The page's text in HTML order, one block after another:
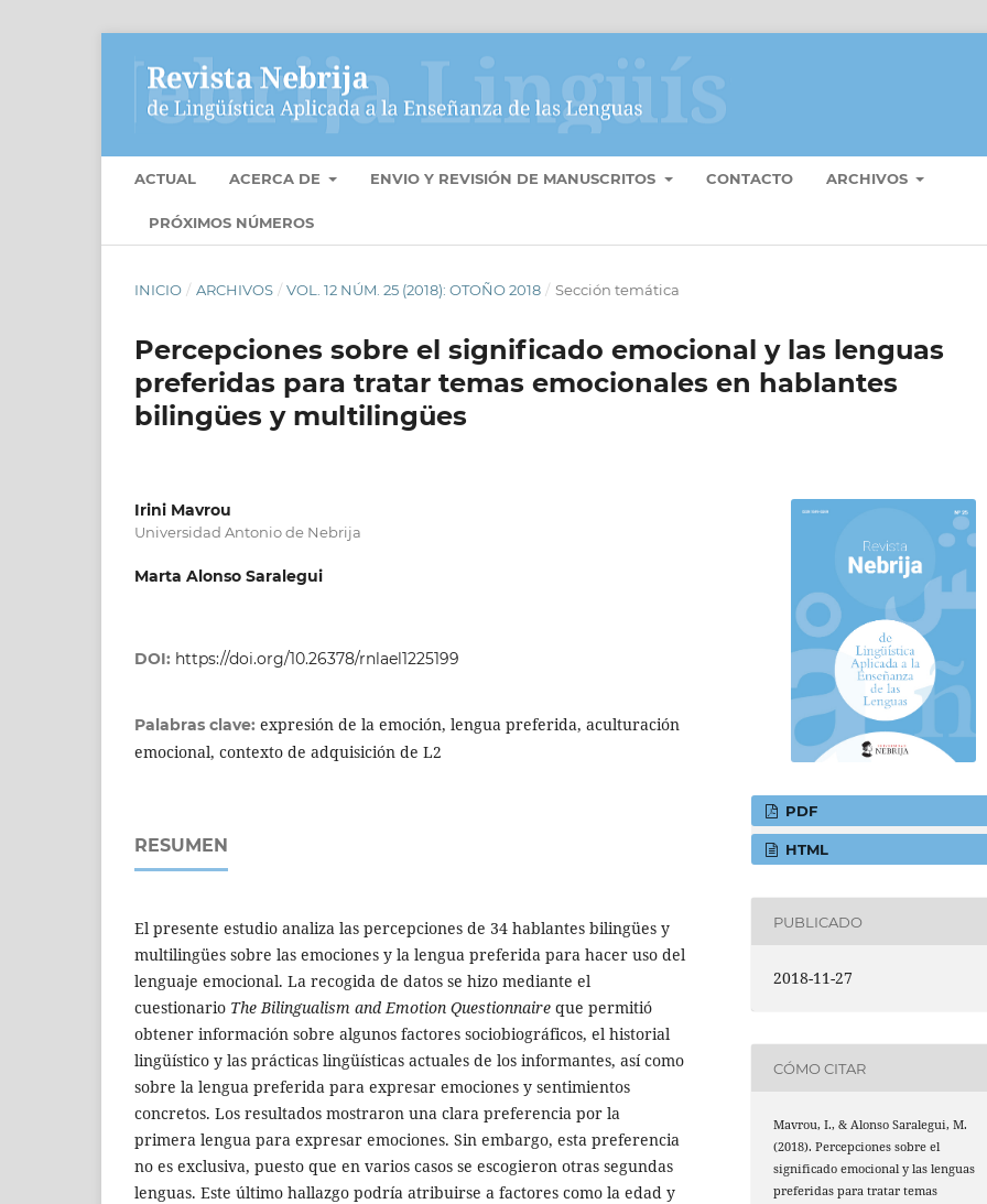
ACTUAL ACERCA DE ENVIO Y REVISIÓN DE MANUSCRITOS CONTACTO ARCHIVOS
PRÓXIMOS NÚMEROS
INICIO / ARCHIVOS / VOL. 12 NÚM. 25 (2018): OTOÑO 2018 / Sección temática
Percepciones sobre el significado emocional y las lenguas
preferidas para tratar temas emocionales en hablantes
bilingües y multilingües
Irini Mavrou
Universidad Antonio de Nebrija
Marta Alonso Saralegui
DOI: https://doi.org/10.26378/rnlael1225199
Palabras clave: expresión de la emoción, lengua preferida, aculturación
emocional, contexto de adquisición de L2
RESUMEN
El presente estudio analiza las percepciones de 34 hablantes bilingües y
multilingües sobre las emociones y la lengua preferida para hacer uso del
lenguaje emocional. La recogida de datos se hizo mediante el
cuestionario The Bilingualism and Emotion Questionnaire que permitió
obtener información sobre algunos factores sociobiográficos, el historial
lingüístico y las prácticas lingüísticas actuales de los informantes, así como
sobre la lengua preferida para expresar emociones y sentimientos
concretos. Los resultados mostraron una clara preferencia por la
primera lengua para expresar emociones. Sin embargo, esta preferencia
no es exclusiva, puesto que en varios casos se escogieron otras segundas
lenguas. Este último hallazgo podría atribuirse a factores como la edad y
PDF
HTML
PUBLICADO
2018-11-27
CÓMO CITAR
Mavrou, I., & Alonso Saralegui, M.
(2018). Percepciones sobre el
significado emocional y las lenguas
preferidas para tratar temas